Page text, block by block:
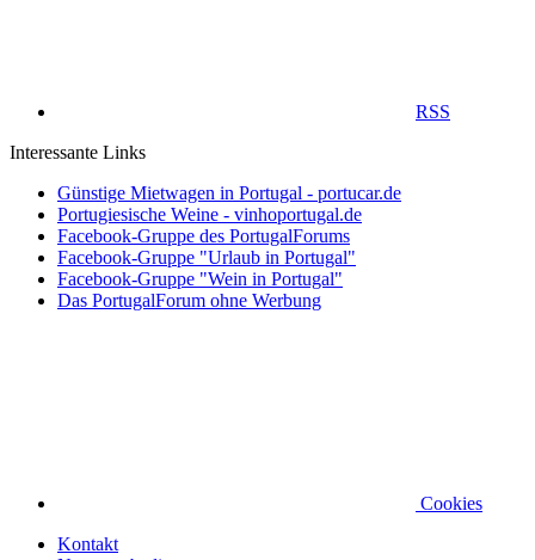
RSS
Interessante Links
Günstige Mietwagen in Portugal - portucar.de
Portugiesische Weine - vinhoportugal.de
Facebook-Gruppe des PortugalForums
Facebook-Gruppe "Urlaub in Portugal"
Facebook-Gruppe "Wein in Portugal"
Das PortugalForum ohne Werbung
Cookies
Kontakt